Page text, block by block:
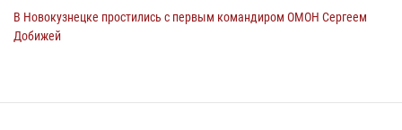
В Новокузнецке простились с первым командиром ОМОН Сергеем
Добижей